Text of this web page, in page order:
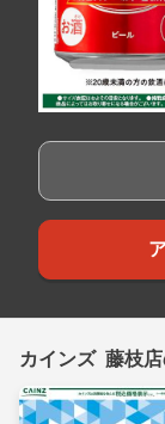
カインズ 藤枝